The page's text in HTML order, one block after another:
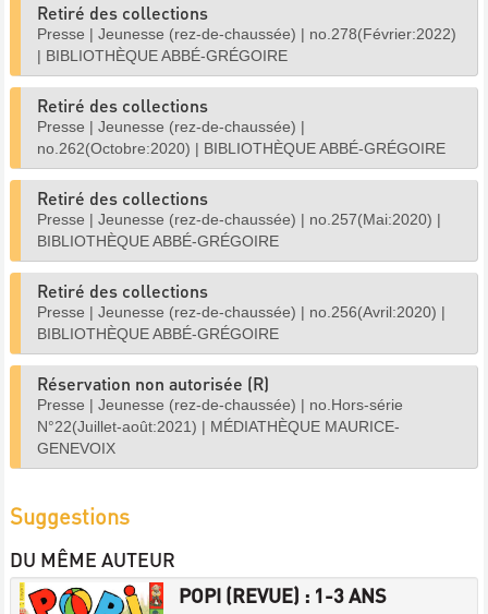
Retiré des collections
Presse | Jeunesse (rez-de-chaussée) | no.278(Février:2022)
| BIBLIOTHÈQUE ABBÉ-GRÉGOIRE
Retiré des collections
Presse | Jeunesse (rez-de-chaussée) |
no.262(Octobre:2020) | BIBLIOTHÈQUE ABBÉ-GRÉGOIRE
Retiré des collections
Presse | Jeunesse (rez-de-chaussée) | no.257(Mai:2020) |
BIBLIOTHÈQUE ABBÉ-GRÉGOIRE
Retiré des collections
Presse | Jeunesse (rez-de-chaussée) | no.256(Avril:2020) |
BIBLIOTHÈQUE ABBÉ-GRÉGOIRE
Réservation non autorisée (R)
Presse | Jeunesse (rez-de-chaussée) | no.Hors-série
N°22(Juillet-août:2021) | MÉDIATHÈQUE MAURICE-
GENEVOIX
Suggestions
DU MÊME AUTEUR
POPI (REVUE) : 1-3 ANS